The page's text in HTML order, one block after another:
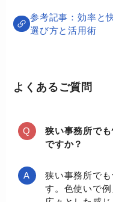
効率と
選び方と活用術
よくあるご質問
狭い事務所で
ですか？
狭い事務所で
す。色使いで